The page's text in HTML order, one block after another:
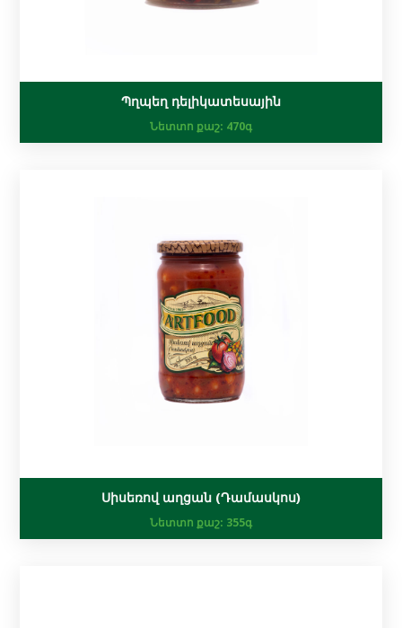
Պղպեղ դելիկատեսային
Նետտո քաշ: 470գ
Սիսեռով աղցան (Դամասկոս)
Նետտո քաշ: 355գ